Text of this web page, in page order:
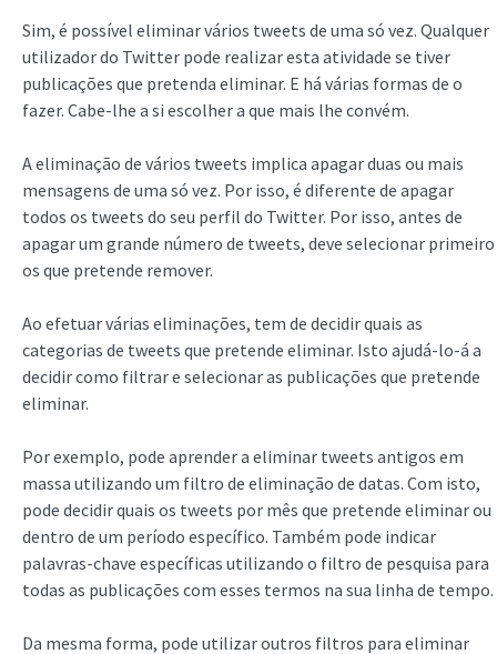
Sim, é possível eliminar vários tweets de uma só vez. Qualquer
utilizador do Twitter pode realizar esta atividade se tiver
publicações que pretenda eliminar. E há várias formas de o
fazer. Cabe-lhe a si escolher a que mais lhe convém.
A eliminação de vários tweets implica apagar duas ou mais
mensagens de uma só vez. Por isso, é diferente de apagar
todos os tweets do seu perfil do Twitter. Por isso, antes de
apagar um grande número de tweets, deve selecionar primeiro
os que pretende remover.
Ao efetuar várias eliminações, tem de decidir quais as
categorias de tweets que pretende eliminar. Isto ajudá-lo-á a
decidir como filtrar e selecionar as publicações que pretende
eliminar.
Por exemplo, pode aprender a eliminar tweets antigos em
massa utilizando um filtro de eliminação de datas. Com isto,
pode decidir quais os tweets por mês que pretende eliminar ou
dentro de um período específico. Também pode indicar
palavras-chave específicas utilizando o filtro de pesquisa para
todas as publicações com esses termos na sua linha de tempo.
Da mesma forma, pode utilizar outros filtros para eliminar